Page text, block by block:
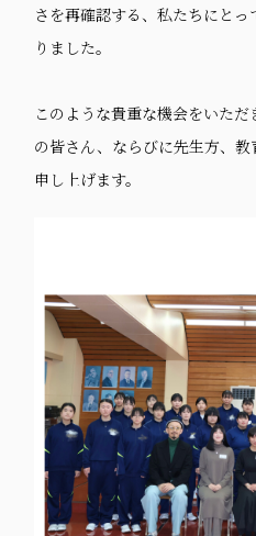
さを再確認する、私たちにと
りました。
このような貴重な機会をいた
の皆さん、ならびに先生方、
申し上げます。